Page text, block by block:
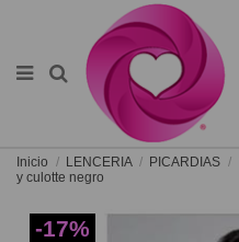
Inicio LENCERIA PICARDIAS
y culotte negro
-17%